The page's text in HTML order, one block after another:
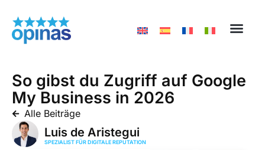
Alle Beiträge
So gibst du Zugriff auf Google
My Business in 2026
Luis de Aristegui
SPEZIALIST FÜR DIGITALE REPUTATION